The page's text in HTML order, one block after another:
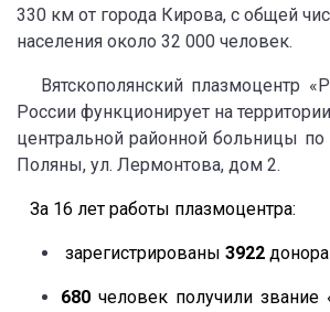
330 км от города Кирова, с общей
населения около 32 000 человек.
Вятскополянский плазмоцентр
России функционирует на
центральной районной больницы по
Поляны, ул. Лермонтова, дом 2.
За 16 лет работы плазмоцентра:
зарегистрированы 3922
680 человек получили